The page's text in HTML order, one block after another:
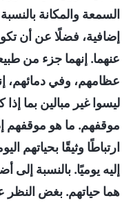
السمعة والمكانة
إضافية، فضلًا عن أن
عنهما. إنهما جزء من
عظامهم، وفي دمائهم،
ليسوا غير مبالين بما
موقفهم. ما هو موقفهم
ارتباطًا وثيقًا بحياتهم
إليه يوميًا. بالنسبة إلى
هما حياتهم. بغض النظر